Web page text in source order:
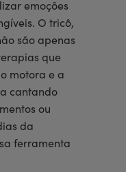
emoções
O tricô,
são apenas
que
motora e a
cantando
ou
da
ferramenta